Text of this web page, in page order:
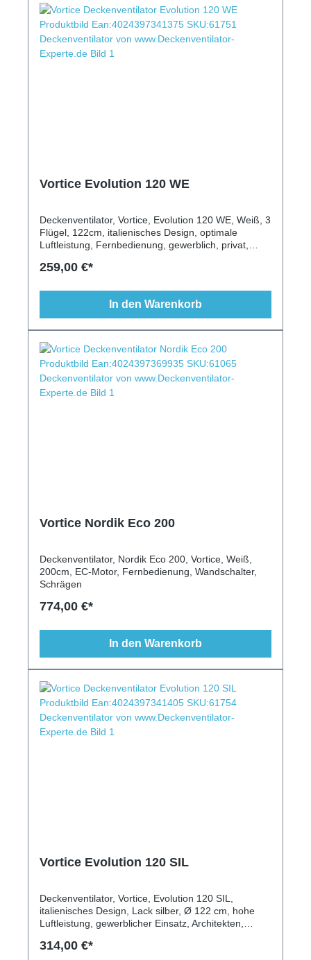
Vortice Evolution 120 WE
Deckenventilator, Vortice, Evolution 120 WE, Weiß, 3
Flügel, 122cm, italienisches Design, optimale
Luftleistung, Fernbedienung, gewerblich, privat,
259,00 €*
In den Warenkorb
Vortice Nordik Eco 200
Deckenventilator, Nordik Eco 200, Vortice, Weiß,
200cm, EC-Motor, Fernbedienung, Wandschalter,
Schrägen
774,00 €*
In den Warenkorb
Vortice Evolution 120 SIL
Deckenventilator, Vortice, Evolution 120 SIL,
italienisches Design, Lack silber, Ø 122 cm, hohe
Luftleistung, gewerblicher Einsatz, Architekten,
Leuchte, Schrägen geeignet
314,00 €*